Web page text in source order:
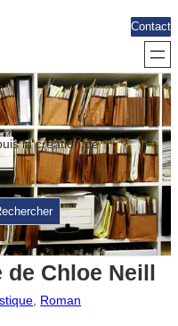
Contact
la création de
de Chloe Neill
Roman